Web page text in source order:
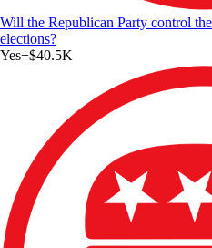
Will the Republican Party control
elections?
Yes+$40.5K